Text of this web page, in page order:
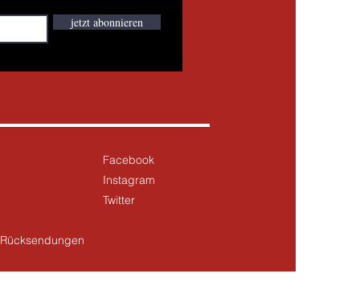
jetzt abonnieren
Facebook
Instagram
Twitter